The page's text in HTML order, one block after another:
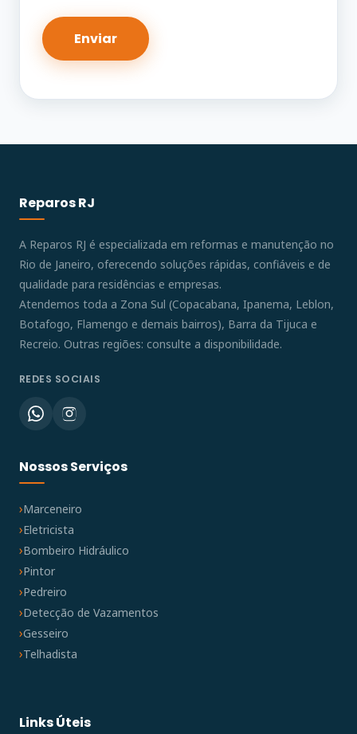
Reparos RJ
A Reparos RJ é especializada em reformas e manutenção no
Rio de Janeiro, oferecendo soluções rápidas, confiáveis e de
qualidade para residências e empresas.
Atendemos toda a Zona Sul (Copacabana, Ipanema, Leblon,
Botafogo, Flamengo e demais bairros), Barra da Tijuca e
Recreio. Outras regiões: consulte a disponibilidade.
REDES SOCIAIS
Nossos Serviços
Marceneiro
Eletricista
Bombeiro Hidráulico
Pintor
Pedreiro
Detecção de Vazamentos
Gesseiro
Telhadista
Links Úteis